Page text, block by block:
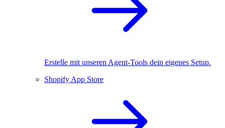
Erstelle mit unseren Agent-Tools dein eigenes Setup.
Shopify App Store